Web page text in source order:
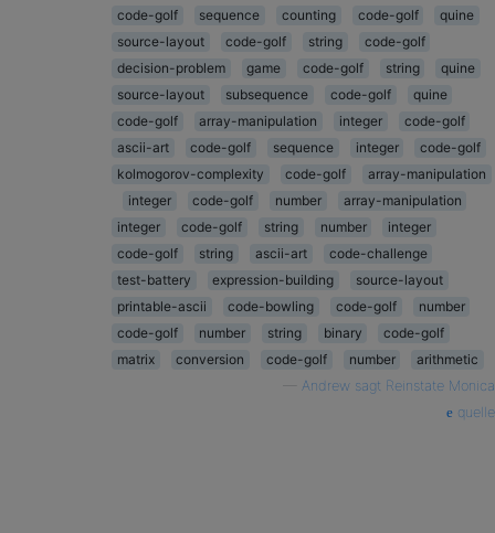
code-golf
sequence counting code-golf
quine
source-layout
code-golf string
code-golf
decision-problem
game code-golf string
quine
source-layout
subsequence code-golf
quine
code-golf
array-manipulation integer
code-golf
ascii-art
code-golf sequence integer
code-golf
kolmogorov-complexity
code-golf
array-manipulation
integer
code-golf number
array-manipulation
integer
code-golf string number
integer
code-golf
string ascii-art
code-challenge
test-battery
expression-building
source-layout
printable-ascii
code-bowling code-golf
number
code-golf
number string binary
code-golf
matrix
conversion code-golf number
arithmetic
Andrew sagt Reinstate Monica
quelle